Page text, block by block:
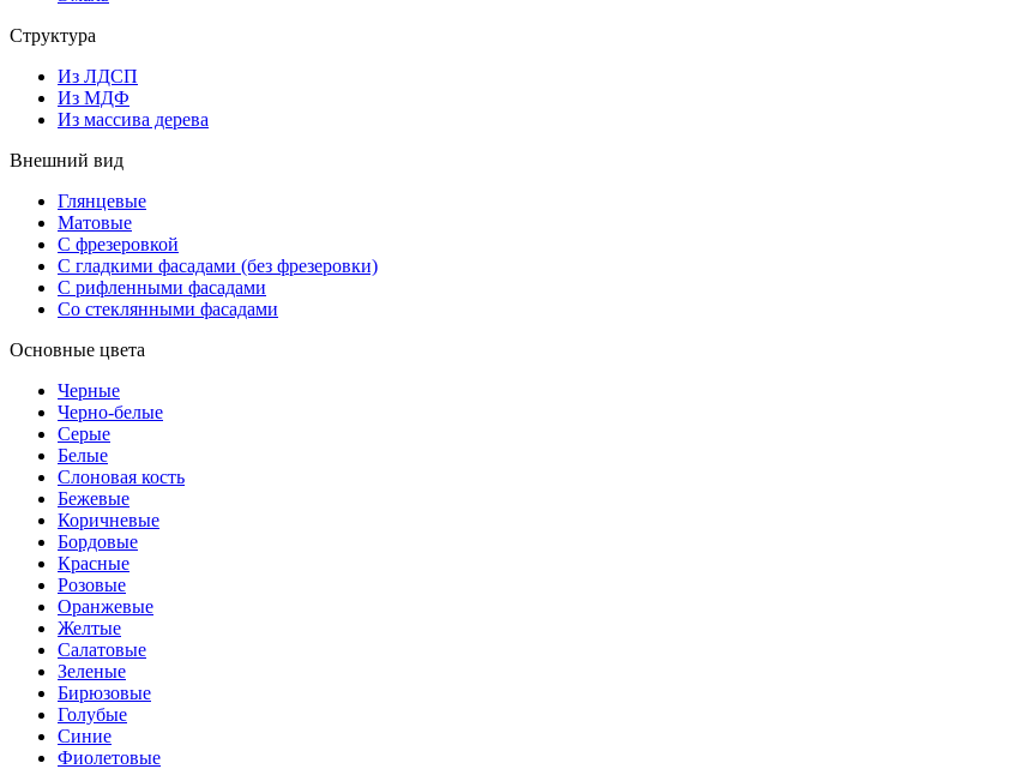
Структура
Из ЛДСП
Из МДФ
Из массива дерева
Внешний вид
Глянцевые
Матовые
С фрезеровкой
С гладкими фасадами (без фрезеровки)
С рифленными фасадами
Со стеклянными фасадами
Основные цвета
Черные
Черно-белые
Серые
Белые
Слоновая кость
Бежевые
Коричневые
Бордовые
Красные
Розовые
Оранжевые
Желтые
Салатовые
Зеленые
Бирюзовые
Голубые
Синие
Фиолетовые